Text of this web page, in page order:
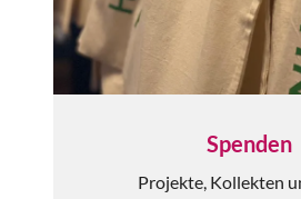
Spenden
Projekte, Kollekten